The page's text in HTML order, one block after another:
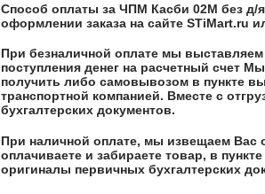
Способ оплаты за ЧПМ Касби 02М без д/я
оформлении заказа на сайте STiMart.ru
При безналичной оплате мы
поступления денег на расчетный счет
получить либо самовывозом в пункте
транспортной компанией. Вместе с
бухгалтерских документов.
При наличной оплате, мы извещаем Вас
оплачиваете и забираете товар, в
оригиналы первичных бухгалтерских